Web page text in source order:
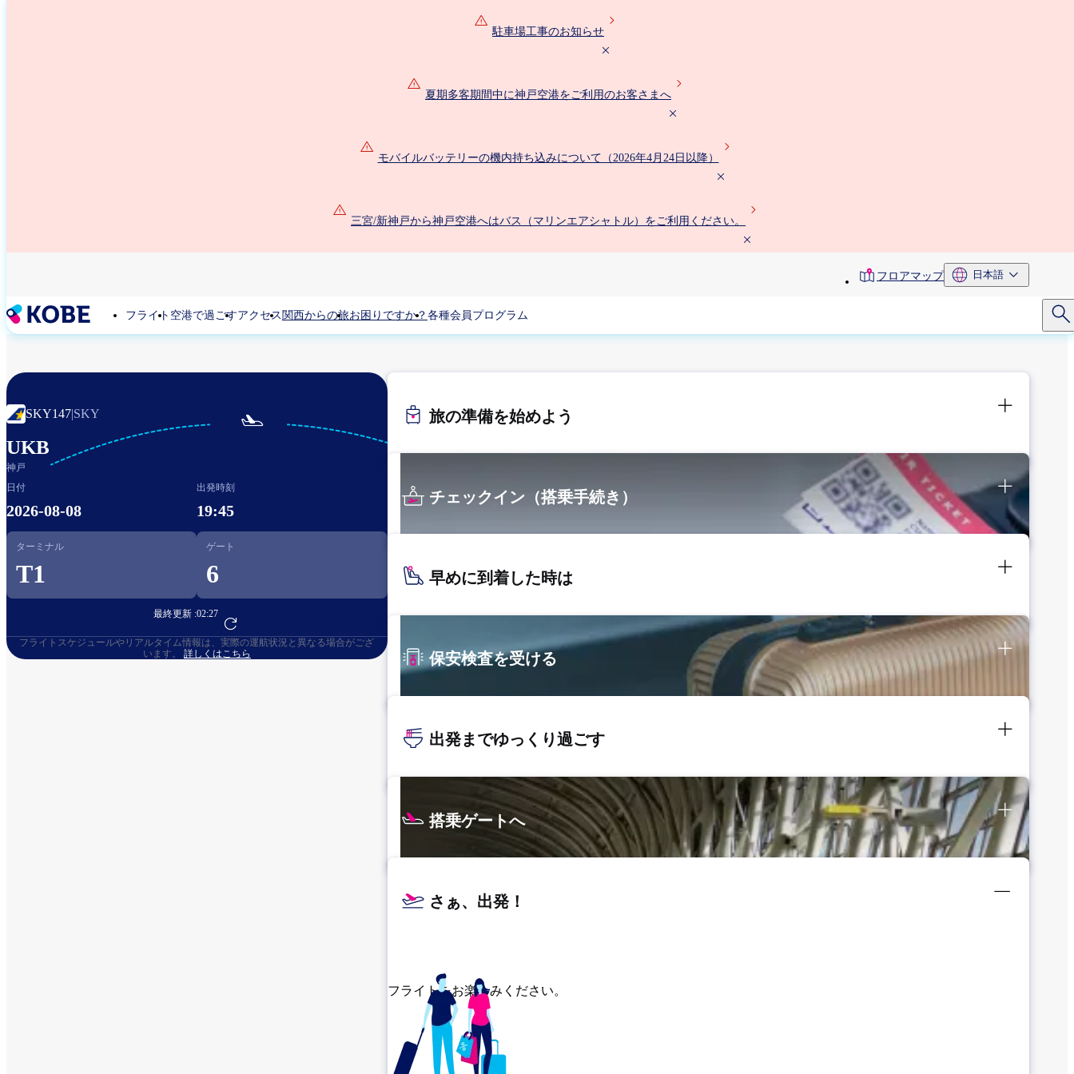
駐車場工事のお知らせ
夏期多客期間中に神戸空港をご利用のお客さまへ
モバイルバッテリーの機内持ち込みについて（2026年4月24日以降）
三宮/新神戸から神戸空港へはバス（マリンエアシャトル）をご利用ください。
toolbarフロアマップ 日本語
フライト 空港で過ごすアクセス 関西からの旅お困りですか？ 各種会員プログラム
SKY147|SKY
UKB
神戸

日付
2026-08-08
出発時刻
19:45
ターミナル
T1
ゲート
6
最終更新 :02:27
フライト予約へ
フライトスケジュールやリアルタイム情報は、実際の運航状況と異なる場合がござ
います。 詳しくはこちら
旅の準備を始めよう
チェックイン（搭乗手続き）
早めに到着した時は
保安検査を受ける
出発までゆっくり過ごす
搭乗ゲートへ
さぁ、出発！
フライトをお楽しみください。